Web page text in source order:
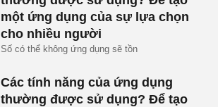
một ứng dụng của sự lựa chọn
cho nhiều người
Số có thể không ứng dụng sẽ tồn
Các tính năng của ứng dụng
thường được sử dụng? Để tạo